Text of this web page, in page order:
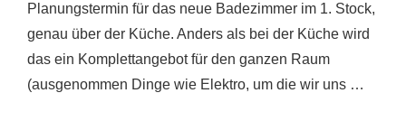
Planungstermin für das neue Badezimmer im 1. Stock,
genau über der Küche. Anders als bei der Küche wird
das ein Komplettangebot für den ganzen Raum
(ausgenommen Dinge wie Elektro, um die wir uns …